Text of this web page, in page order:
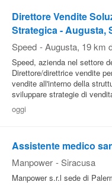
Direttore Vendite
Strategica - Augusta,
Speed - Augusta, 19 km
Speed, azienda nel settore
Direttore/direttrice vendite
vendite all'interno della
sviluppare strategie di
oggi
Assistente medico
Manpower - Siracusa
Manpower s.r.l sede di